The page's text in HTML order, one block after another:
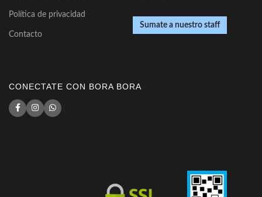
Política de privacidad
Contacto
Sumate a nuestro staff
CONECTATE CON BORA BORA